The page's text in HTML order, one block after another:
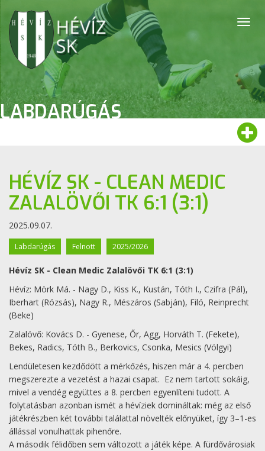
LABDARÚGÁS
HÉVÍZ SK - CLEAN MEDIC
ZALALÖVŐI TK 6:1 (3:1)
2025.09.07.
Labdarúgás Felnott 2025/2026
Hévíz SK - Clean Medic Zalalövői TK 6:1 (3:1)
Hévíz: Mörk Má. - Nagy D., Kiss K., Kustán, Tóth I., Czifra (Pál),
Iberhart (Rózsás), Nagy R., Mészáros (Sabján), Filó, Reinprecht
(Beke)
Zalalövő: Kovács D. - Gyenese, Őr, Agg, Horváth T. (Fekete),
Bekes, Radics, Tóth B., Berkovics, Csonka, Mesics (Völgyi)
Lendületesen kezdődött a mérkőzés, hiszen már a 4. percben
megszerezte a vezetést a hazai csapat. Ez nem tartott sokáig,
mivel a vendég együttes a 8. percben egyenlíteni tudott. A
folytatásban azonban ismét a hévíziek domináltak: még az első
játékrészben két további találattal növelték előnyüket, így 3–1-es
állással vonulhattak pihenőre.
A második félidőben sem változott a játék képe. A fürdővárosiak